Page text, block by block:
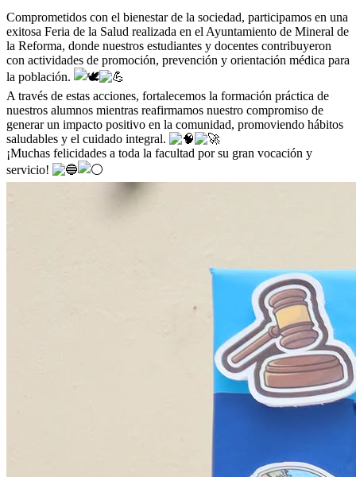
Comprometidos con el bienestar de la sociedad, participamos en una
exitosa Feria de la Salud realizada en el Ayuntamiento de Mineral de
la Reforma, donde nuestros estudiantes y docentes contribuyeron
con actividades de promoción, prevención y orientación médica para
la población.
A través de estas acciones, fortalecemos la formación práctica de
nuestros alumnos mientras reafirmamos nuestro compromiso de
generar un impacto positivo en la comunidad, promoviendo hábitos
saludables y el cuidado integral.
¡Muchas felicidades a toda la facultad por su gran vocación y
servicio!